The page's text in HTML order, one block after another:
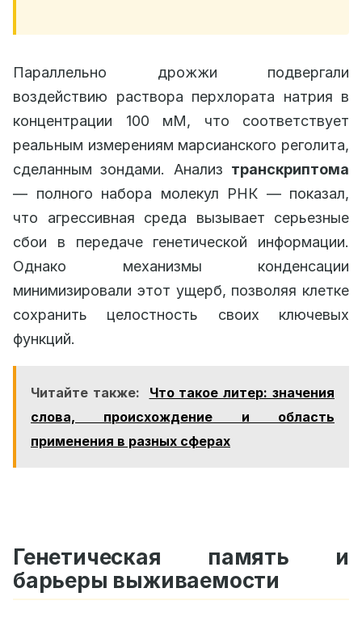
Параллельно дрожжи подвергали
воздействию раствора перхлората натрия в
концентрации 100 мМ, что соответствует
реальным измерениям марсианского реголита,
сделанным зондами. Анализ транскриптома
— полного набора молекул РНК — показал,
что агрессивная среда вызывает серьезные
сбои в передаче генетической информации.
Однако механизмы конденсации
минимизировали этот ущерб, позволяя клетке
сохранить целостность своих ключевых
функций.
Читайте также:
Что такое литер: значения
слова, происхождение и область
применения в разных сферах
Генетическая память и
барьеры выживаемости